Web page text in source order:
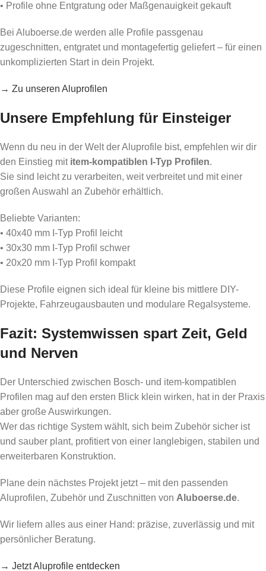
• Profile ohne Entgratung oder Maßgenauigkeit gekauft
Bei Aluboerse.de werden alle Profile passgenau
zugeschnitten, entgratet und montagefertig geliefert – für einen
unkomplizierten Start in dein Projekt.
→ Zu unseren Aluprofilen
Unsere Empfehlung für Einsteiger
Wenn du neu in der Welt der Aluprofile bist, empfehlen wir dir
den Einstieg mit item-kompatiblen I-Typ Profilen.
Sie sind leicht zu verarbeiten, weit verbreitet und mit einer
großen Auswahl an Zubehör erhältlich.
Beliebte Varianten:
• 40x40 mm I-Typ Profil leicht
• 30x30 mm I-Typ Profil schwer
• 20x20 mm I-Typ Profil kompakt
Diese Profile eignen sich ideal für kleine bis mittlere DIY-
Projekte, Fahrzeugausbauten und modulare Regalsysteme.
Fazit: Systemwissen spart Zeit, Geld
und Nerven
Der Unterschied zwischen Bosch- und item-kompatiblen
Profilen mag auf den ersten Blick klein wirken, hat in der Praxis
aber große Auswirkungen.
Wer das richtige System wählt, sich beim Zubehör sicher ist
und sauber plant, profitiert von einer langlebigen, stabilen und
erweiterbaren Konstruktion.
Plane dein nächstes Projekt jetzt – mit den passenden
Aluprofilen, Zubehör und Zuschnitten von Aluboerse.de.
Wir liefern alles aus einer Hand: präzise, zuverlässig und mit
persönlicher Beratung.
→ Jetzt Aluprofile entdecken